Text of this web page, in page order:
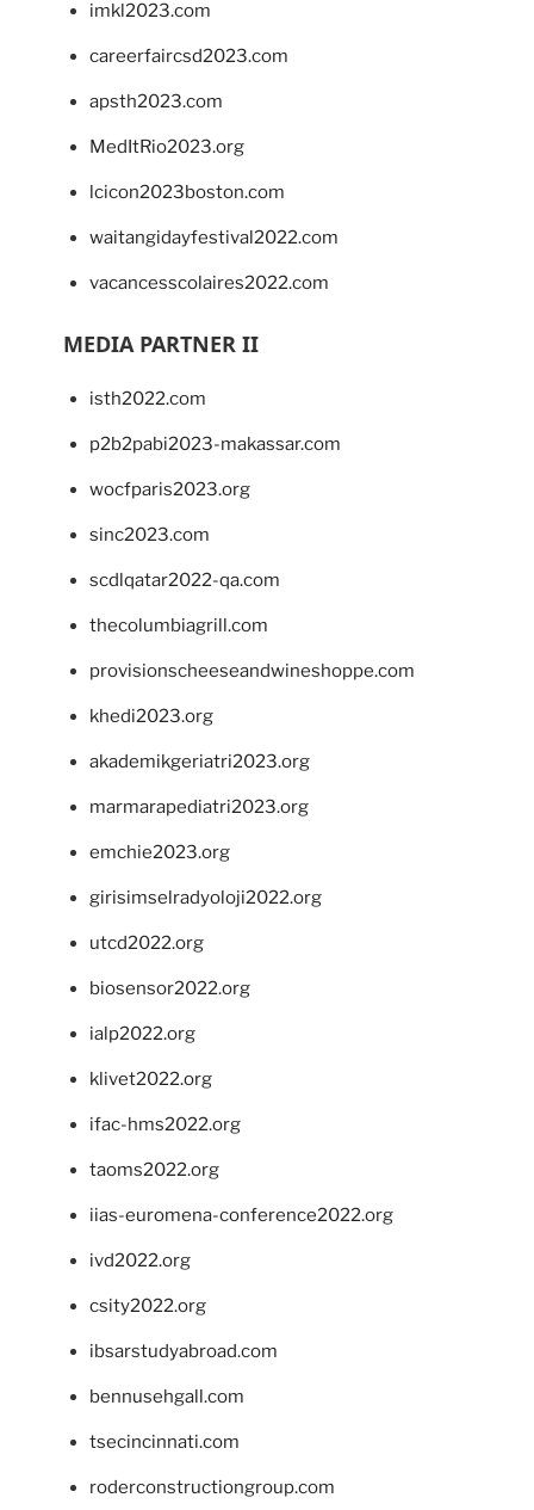
imkl2023.com
careerfaircsd2023.com
apsth2023.com
MedItRio2023.org
lcicon2023boston.com
waitangidayfestival2022.com
vacancesscolaires2022.com
MEDIA PARTNER II
isth2022.com
p2b2pabi2023-makassar.com
wocfparis2023.org
sinc2023.com
scdlqatar2022-qa.com
thecolumbiagrill.com
provisionscheeseandwineshoppe.com
khedi2023.org
akademikgeriatri2023.org
marmarapediatri2023.org
emchie2023.org
girisimselradyoloji2022.org
utcd2022.org
biosensor2022.org
ialp2022.org
klivet2022.org
ifac-hms2022.org
taoms2022.org
iias-euromena-conference2022.org
ivd2022.org
csity2022.org
ibsarstudyabroad.com
bennusehgall.com
tsecincinnati.com
roderconstructiongroup.com